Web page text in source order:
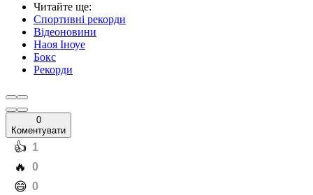
Читайте ще:
Спортивні рекорди
Відеоновини
Наоя Іноуе
Бокс
Рекорди
0
Коментувати
️👍 1
️🔥 0
️😄 0